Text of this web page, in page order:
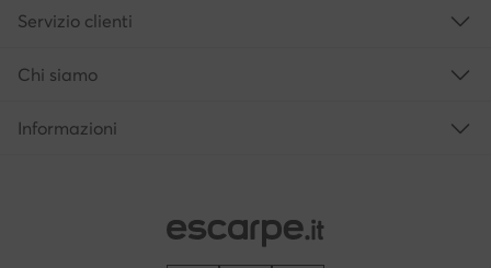
Servizio clienti
Chi siamo
Informazioni